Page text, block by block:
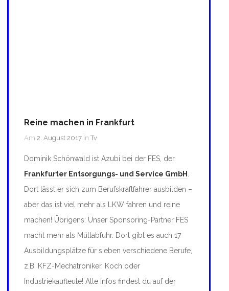
Reine machen in Frankfurt
Am 2. August 2017 inTv
Dominik Schönwald ist Azubi bei der FES, der
Frankfurter Entsorgungs- und Service GmbH
Dort lässt er sich zum Berufskraftfahrer ausbilden –
aber das ist viel mehr als LKW fahren und reine
machen! Übrigens: Unser Sponsoring-Partner FES
macht mehr als Müllabfuhr. Dort gibt es auch 17
Ausbildungsplätze für sieben verschiedene Berufe,
z.B. KFZ-Mechatroniker, Koch oder
Industriekaufleute! Alle Infos findest du auf der